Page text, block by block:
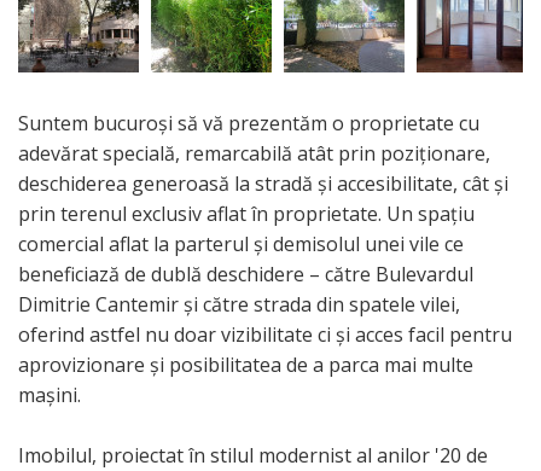
Suntem bucuroși să vă prezentăm o proprietate cu
adevărat specială, remarcabilă atât prin poziționare,
deschiderea generoasă la stradă și accesibilitate, cât și
prin terenul exclusiv aflat în proprietate. Un spațiu
comercial aflat la parterul și demisolul unei vile ce
beneficiază de dublă deschidere – către Bulevardul
Dimitrie Cantemir și către strada din spatele vilei,
oferind astfel nu doar vizibilitate ci și acces facil pentru
aprovizionare și posibilitatea de a parca mai multe
mașini.
Imobilul, proiectat în stilul modernist al anilor '20 de